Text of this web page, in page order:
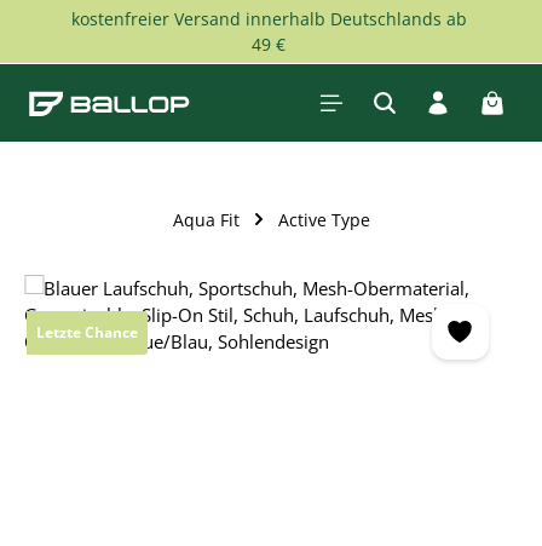
Zum Hauptinhalt springen
kostenfreier Versand innerhalb Deutschlands ab
49 €
Aqua Fit Active Type
Bildergalerie überspringen
Letzte Chance